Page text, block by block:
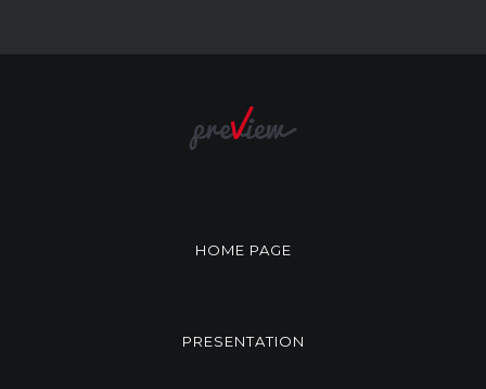
HOME PAGE
PRESENTATION